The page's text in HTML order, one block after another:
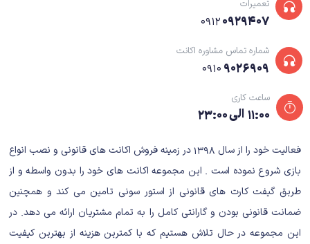
تعمیرات
۰۹۱۲۰۹۲۹۴۰۷
شماره تماس مشاوره اکانت
۰۹۱۰ ۹۰۲۶۹۰۹
ساعت کاری
۱۱:۰۰ الی ۲۳:۰۰
فعالیت خود را از سال ۱۳۹۸ در زمینه فروش اکانت های قانونی و نصب انواع
بازی شروع نموده است . این مجموعه اکانت های خود را بدون واسطه و از
طریق گیفت کارت های قانونی از استور سونی تامین می کند و همچنین
ضمانت قانونی بودن و گارانتی کامل را به تمام مشتریان ارائه می دهد. در
این مجموعه در حال تلاش هستیم که با کمترین هزینه از بهترین کیفیت